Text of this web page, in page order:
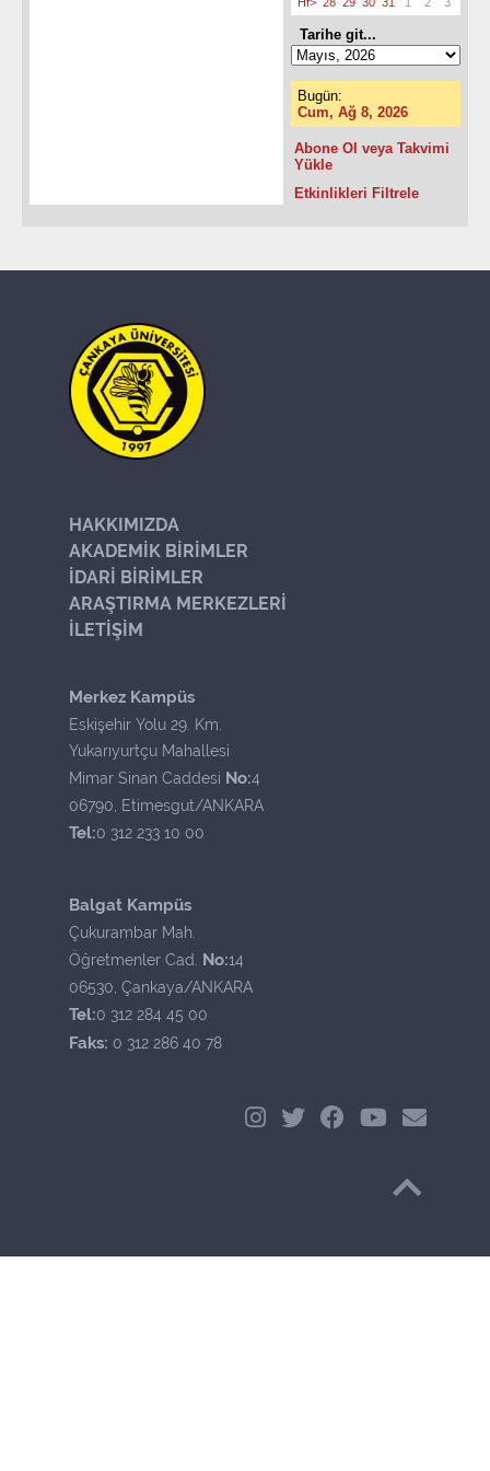
Tarihe git...
Bugün:
Cum, Ağ 8, 2026
Abone Ol veya Takvimi
Yükle
Etkinlikleri Filtrele
HAKKIMIZDA
AKADEMİK BİRİMLER
İDARİ BİRİMLER
ARAŞTIRMA MERKEZLERİ
İLETİŞİM
Merkez Kampüs
Eskişehir Yolu 29. Km.
Yukarıyurtçu Mahallesi
Mimar Sinan Caddesi No:4
06790, Etimesgut/ANKARA
Tel:0 312 233 10 00
Balgat Kampüs
Çukurambar Mah.
Öğretmenler Cad. No:14
06530, Çankaya/ANKARA
Tel:0 312 284 45 00
Faks: 0 312 286 40 78